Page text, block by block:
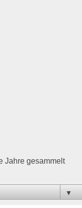
Jahre gesammelt
▼